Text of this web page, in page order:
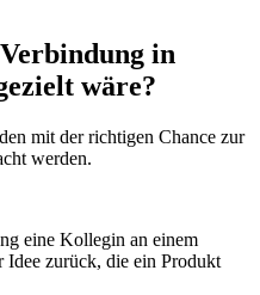
in
wäre?
mit der richtigen Chance zur
werden.
eine Kollegin an einem
Idee zurück, die ein Produkt